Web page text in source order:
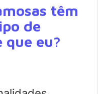
têm
de
que eu?